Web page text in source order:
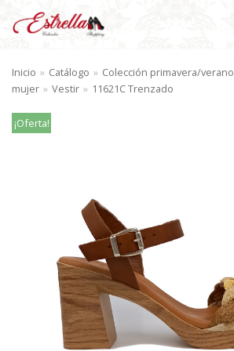
contenido
BÚSQUEDA DE PRODUCTOS
Vestir (13)
Inicio » Catálogo » Colección primavera/verano
mujer » Vestir » 11621C Trenzado
¡Oferta!